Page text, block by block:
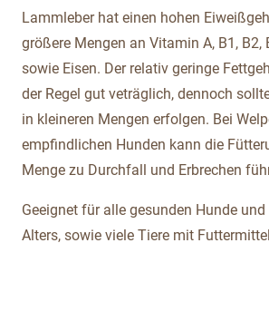
Lammleber hat einen hohen
größere Mengen an Vitamin A, B1, B2,
sowie Eisen. Der relativ geringe
der Regel gut veträglich, dennoch
in kleineren Mengen erfolgen. Bei
empfindlichen Hunden kann die
Menge zu Durchfall und Erbrechen
Geeignet für alle gesunden Hunde
Alters, sowie viele Tiere mit